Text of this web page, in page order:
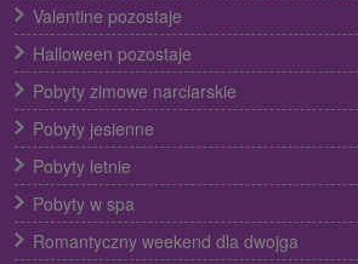
Valentine pozostaje
Halloween pozostaje
Pobyty zimowe narciarskie
Pobyty jesienne
Pobyty letnie
Pobyty w spa
Romantyczny weekend dla dwojga